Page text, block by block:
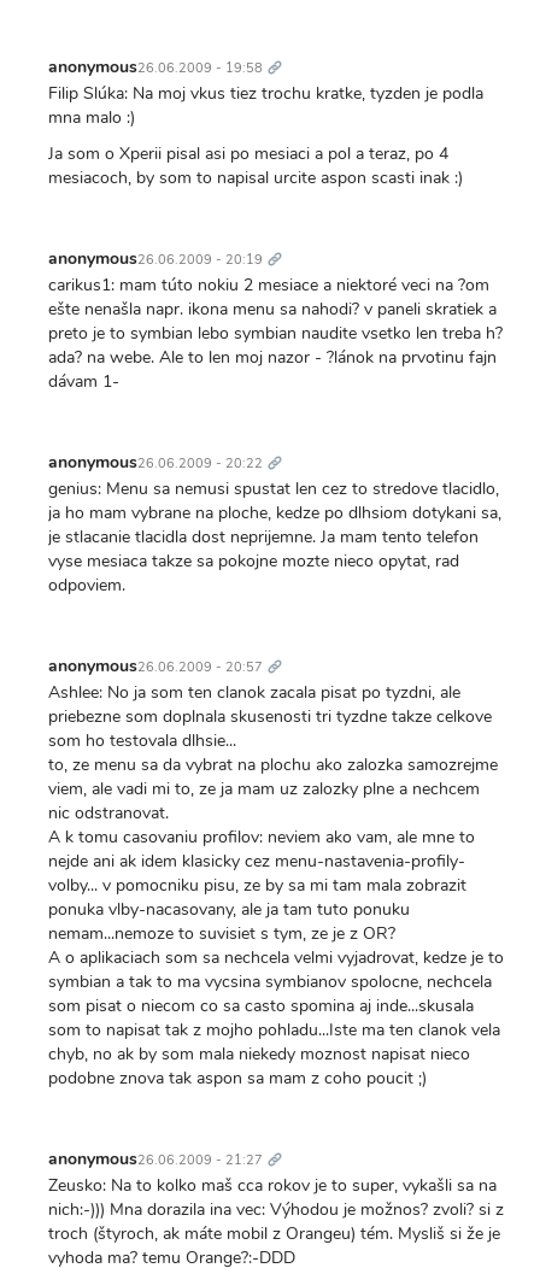
anonymous26.06.2009 - 19:58 odkaz
Filip Slúka: Na moj vkus tiez trochu kratke, tyzden je podla
mna malo :)
Ja som o Xperii pisal asi po mesiaci a pol a teraz, po 4
mesiacoch, by som to napisal urcite aspon scasti inak :)
anonymous26.06.2009 - 20:19 odkaz
carikus1: mam túto nokiu 2 mesiace a niektoré veci na ?om
ešte nenašla napr. ikona menu sa nahodi? v paneli skratiek a
preto je to symbian lebo symbian naudite vsetko len treba h?
ada? na webe. Ale to len moj nazor - ?lánok na prvotinu fajn
dávam 1-
anonymous26.06.2009 - 20:22 odkaz
genius: Menu sa nemusi spustat len cez to stredove tlacidlo,
ja ho mam vybrane na ploche, kedze po dlhsiom dotykani sa,
je stlacanie tlacidla dost neprijemne. Ja mam tento telefon
vyse mesiaca takze sa pokojne mozte nieco opytat, rad
odpoviem.
anonymous26.06.2009 - 20:57 odkaz
Ashlee: No ja som ten clanok zacala pisat po tyzdni, ale
priebezne som doplnala skusenosti tri tyzdne takze celkove
som ho testovala dlhsie...
to, ze menu sa da vybrat na plochu ako zalozka samozrejme
viem, ale vadi mi to, ze ja mam uz zalozky plne a nechcem
nic odstranovat.
A k tomu casovaniu profilov: neviem ako vam, ale mne to
nejde ani ak idem klasicky cez menu-nastavenia-profily-
volby... v pomocniku pisu, ze by sa mi tam mala zobrazit
ponuka vlby-nacasovany, ale ja tam tuto ponuku
nemam...nemoze to suvisiet s tym, ze je z OR?
A o aplikaciach som sa nechcela velmi vyjadrovat, kedze je to
symbian a tak to ma vycsina symbianov spolocne, nechcela
som pisat o niecom co sa casto spomina aj inde...skusala
som to napisat tak z mojho pohladu...Iste ma ten clanok vela
chyb, no ak by som mala niekedy moznost napisat nieco
podobne znova tak aspon sa mam z coho poucit ;)
anonymous26.06.2009 - 21:27 odkaz
Zeusko: Na to kolko maš cca rokov je to super, vykašli sa na
nich:-))) Mna dorazila ina vec: Výhodou je možnos? zvoli? si z
troch (štyroch, ak máte mobil z Orangeu) tém. Mysliš si že je
vyhoda ma? temu Orange?:-DDD